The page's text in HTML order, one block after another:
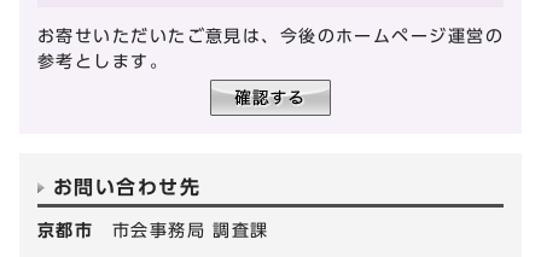
お寄せいただいたご意見は、今後のホームページ運営の
参考とします。
お問い合わせ先
京都市 市会事務局 調査課